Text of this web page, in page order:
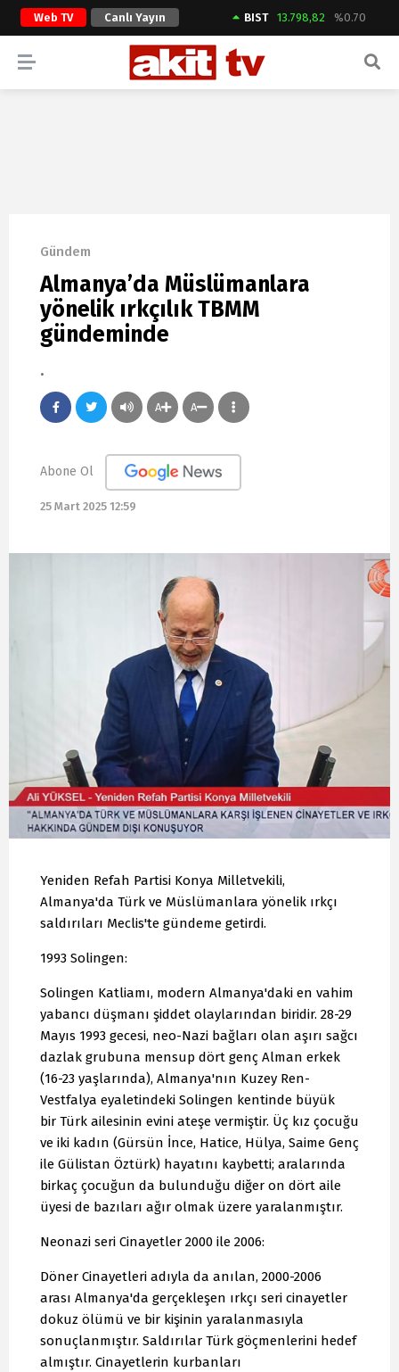
Web TV Canlı Yayın BIST 13.798,82 %0.70
ARAMA YAP
Gündem
Almanya’da Müslümanlara
yönelik ırkçılık TBMM
gündeminde
.
A A
Abone Ol
25 Mart 2025 12:59
Yeniden Refah Partisi Konya Milletvekili,
Almanya'da Türk ve Müslümanlara yönelik ırkçı
saldırıları Meclis'te gündeme getirdi.
1993 Solingen:
Solingen Katliamı, modern Almanya'daki en vahim
yabancı düşmanı şiddet olaylarından biridir. 28-29
Mayıs 1993 gecesi, neo-Nazi bağları olan aşırı sağcı
dazlak grubuna mensup dört genç Alman erkek
(16-23 yaşlarında), Almanya'nın Kuzey Ren-
Vestfalya eyaletindeki Solingen kentinde büyük
bir Türk ailesinin evini ateşe vermiştir. Üç kız çocuğu
ve iki kadın (Gürsün İnce, Hatice, Hülya, Saime Genç
ile Gülistan Öztürk) hayatını kaybetti; aralarında
birkaç çocuğun da bulunduğu diğer on dört aile
üyesi de bazıları ağır olmak üzere yaralanmıştır.
Neonazi seri Cinayetler 2000 ile 2006:
Döner Cinayetleri adıyla da anılan, 2000-2006
arası Almanya'da gerçekleşen ırkçı seri cinayetler
dokuz ölümü ve bir kişinin yaralanmasıyla
sonuçlanmıştır. Saldırılar Türk göçmenlerini hedef
almıştır. Cinayetlerin kurbanları